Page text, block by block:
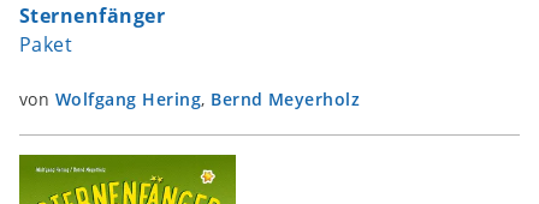
Sternenfänger
Paket
von Wolfgang Hering, Bernd Meyerholz